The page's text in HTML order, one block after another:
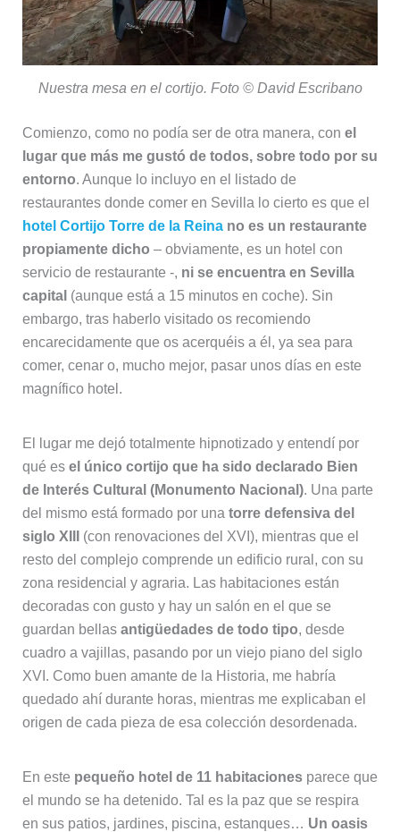
Nuestra mesa en el cortijo. Foto © David Escribano
Comienzo, como no podía ser de otra manera, con el
lugar que más me gustó de todos, sobre todo por su
entorno. Aunque lo incluyo en el listado de
restaurantes donde comer en Sevilla lo cierto es que el
hotel Cortijo Torre de la Reina no es un restaurante
propiamente dicho – obviamente, es un hotel con
servicio de restaurante -, ni se encuentra en Sevilla
capital (aunque está a 15 minutos en coche). Sin
embargo, tras haberlo visitado os recomiendo
encarecidamente que os acerquéis a él, ya sea para
comer, cenar o, mucho mejor, pasar unos días en este
magnífico hotel.
El lugar me dejó totalmente hipnotizado y entendí por
qué es el único cortijo que ha sido declarado Bien
de Interés Cultural (Monumento Nacional). Una parte
del mismo está formado por una torre defensiva del
siglo XIII
(con renovaciones del XVI), mientras que el
resto del complejo comprende un edificio rural, con su
zona residencial y agraria. Las habitaciones están
decoradas con gusto y hay un salón en el que se
guardan bellas antigüedades de todo tipo, desde
cuadro a vajillas, pasando por un viejo piano del siglo
XVI. Como buen amante de la Historia, me habría
quedado ahí durante horas, mientras me explicaban el
origen de cada pieza de esa colección desordenada.
En este pequeño hotel de 11 habitacionesparece que
el mundo se ha detenido. Tal es la paz que se respira
en sus patios, jardines, piscina, estanques… Un oasis